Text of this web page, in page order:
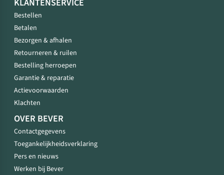
KLANTENSERVICE
Bestellen
Betalen
Bezorgen & afhalen
Retourneren & ruilen
Bestelling herroepen
Garantie & reparatie
Actievoorwaarden
Klachten
OVER BEVER
Contactgegevens
Toegankelijkheidsverklaring
Pers en nieuws
Werken bij Bever